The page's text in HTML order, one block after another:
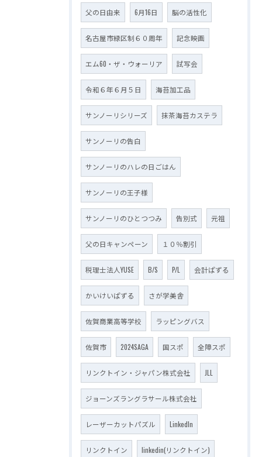
父の日由来 6月16日 脳の活性化
名古屋市緑区制６０周年 記念映画
エム60・ザ・ウォーリア 試写会
令和６年６月５日 海苔加工品
サンノーリシリーズ 抹茶海苔カステラ
サンノーリの告白
サンノーリのハレの日ごはん
サンノーリの王子様
サンノーリのひとつつみ 告別式 元祖
父の日キャンペーン １０％割引
税理士法人YUSE B/S P/L 会計ぱずる
かいけいぱずる さが学美舎
佐賀商業高等学校 ラッピングバス
佐賀市 2024SAGA 国スポ 全障スポ
リンクトイン・ジャパン株式会社 JLL
ジョーンズラングラサール株式会社
レーザーカットパズル LinkedIn
リンクトイン linkedin(リンクトイン)